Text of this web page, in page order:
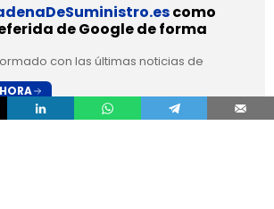
como
de Google de forma
con las últimas noticias de